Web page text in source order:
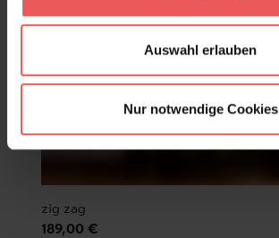
Auswahl erlauben
Nur notwendige Cookies
zig zag
189,00 €